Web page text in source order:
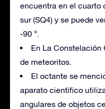
encuentra en el cuarto
sur (SQ4) y se puede
-90 °.
En La Constelación
de meteoritos.
El octante se
aparato científico
angulares de objetos